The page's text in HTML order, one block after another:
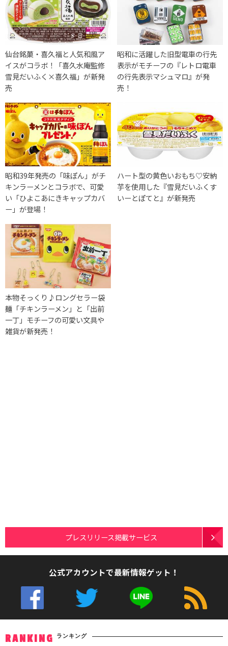
仙台銘菓・喜久福と人気和風ア
イスがコラボ！「喜久水庵監修
雪見だいふく×喜久福」が新発
売
昭和に活躍した旧型電車の行先
表示がモチーフの『レトロ電車
の行先表示マシュマロ』が発
売！
昭和39年発売の「味ぽん」がチ
キンラーメンとコラボで、可愛
い「ひよこあにきキャップカバ
ー」が登場！
ハート型の黄色いおもち♡安納
芋を使用した『雪見だいふくす
いーとぽてと』が新発売
本物そっくり♪ロングセラー袋
麺「チキンラーメン」と「出前
一丁」モチーフの可愛い文具や
雑貨が新発売！
プレスリリース掲載サービス
公式アカウントで最新情報ゲット！
RANKING ランキング